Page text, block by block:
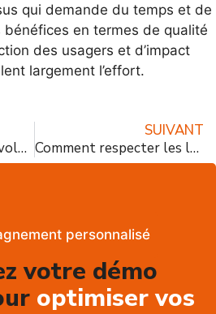
qui demande du temps et de
bénéfices en termes de qualité
des usagers et d’impact
largement l’effort.
La digitalisation qui révolutionne la restauration collective : outils à adopter
SUIVANT
Comment respecter les légalités d’hygiène alimentaire sans vous ruiner
personnalisé
votre démo
optimiser vos